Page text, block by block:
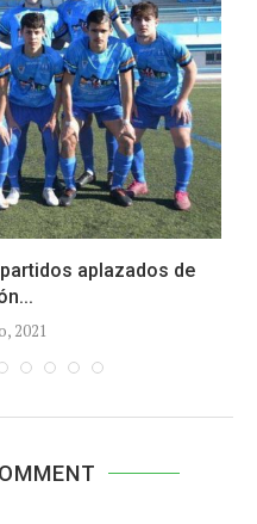
aplazados de
2021